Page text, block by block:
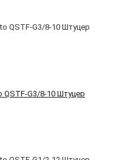
QSTF-G3/8-10 Штуцер